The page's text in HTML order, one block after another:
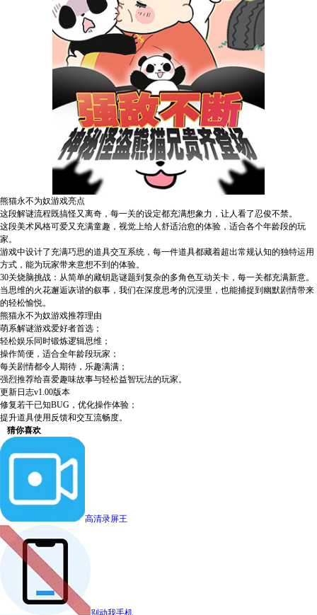
熊猫永不为奴游戏亮点
这段解谜流程既搞怪又离奇，每一关的设定都充满想象力，让人看了忍俊不禁。
这段美术风格可爱又充满童趣，视觉上给人舒适治愈的体验，适合各个年龄段的玩
家。
游戏中设计了充满巧思的道具交互系统，每一件道具都藏着超出常规认知的独特运用
方式，能为玩家带来意想不到的体验。
30关烧脑挑战：从简单的藏钥匙谜题到复杂的多角色互动关卡，每一关都充满新意。
当思维的火花邂逅诙谐的叙事，我们在深度思考的沉浸里，也能捕捉到幽默剧情带来
的轻松愉悦。
熊猫永不为奴游戏推荐理由
萌系解谜游戏爱好者首选；
轻松娱乐同时锻炼逻辑思维；
操作简便，适合全年龄段玩家；
每关剧情都令人期待，乐趣满满；
强烈推荐给喜爱趣味故事与轻松益智玩法的玩家。
更新日志v1.00版本
修复若干已知BUG，优化操作体验；
提升道具使用反馈和交互流畅度。
猜你喜欢
高清录屏王
别动我手机